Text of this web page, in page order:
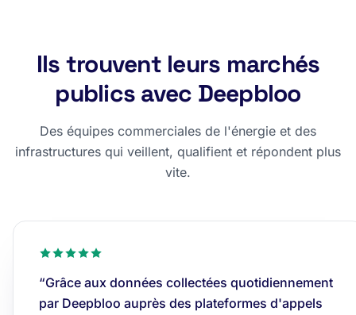
Ils trouvent leurs marchés
publics avec Deepbloo
Des équipes commerciales de l'énergie et des
infrastructures qui veillent, qualifient et répondent plus
vite.
“Grâce aux données collectées quotidiennement
par Deepbloo auprès des plateformes d'appels